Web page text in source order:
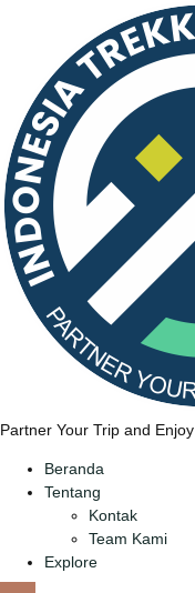
Partner Your Trip and Enjoy
Beranda
Tentang
Kontak
Team Kami
Explore